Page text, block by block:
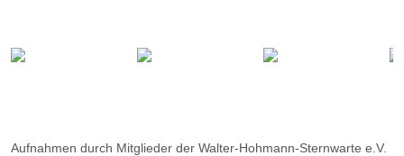
Aufnahmen durch Mitglieder der Walter-Hohmann-Sternwarte e.V.